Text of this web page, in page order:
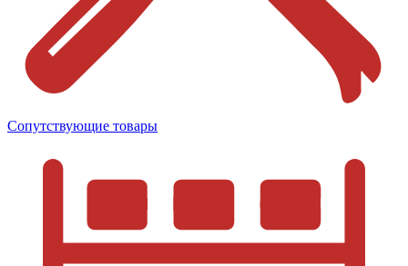
Сопутствующие товары